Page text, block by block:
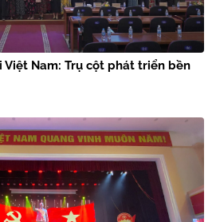
Việt Nam: Trụ cột phát triển bền